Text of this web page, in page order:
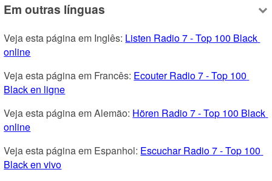
Em outras línguas
Veja esta página em Inglês: Listen Radio 7 - Top 100 Black
online
Veja esta página em Francês: Ecouter Radio 7 - Top 100
Black en ligne
Veja esta página em Alemão: Hören Radio 7 - Top 100 Black
online
Veja esta página em Espanhol: Escuchar Radio 7 - Top 100
Black en vivo